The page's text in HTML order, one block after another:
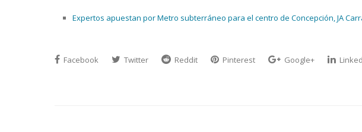
Expertos apuestan por Metro subterráneo para el centro de Concepción, JA
Facebook Twitter Reddit Pinterest Google+